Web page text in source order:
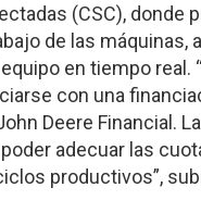
(CSC), donde
de las máquinas,
en tiempo real.
con una
Deere Financial.
adecuar las
productivos”,